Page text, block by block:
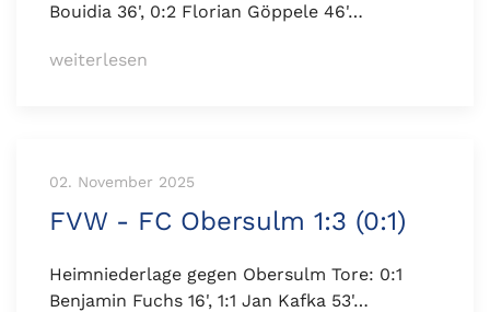
Bouidia 36', 0:2 Florian Göppele 46'…
weiterlesen
02. November 2025
FVW - FC Obersulm 1:3 (0:1)
Heimniederlage gegen Obersulm Tore: 0:1
Benjamin Fuchs 16', 1:1 Jan Kafka 53'…